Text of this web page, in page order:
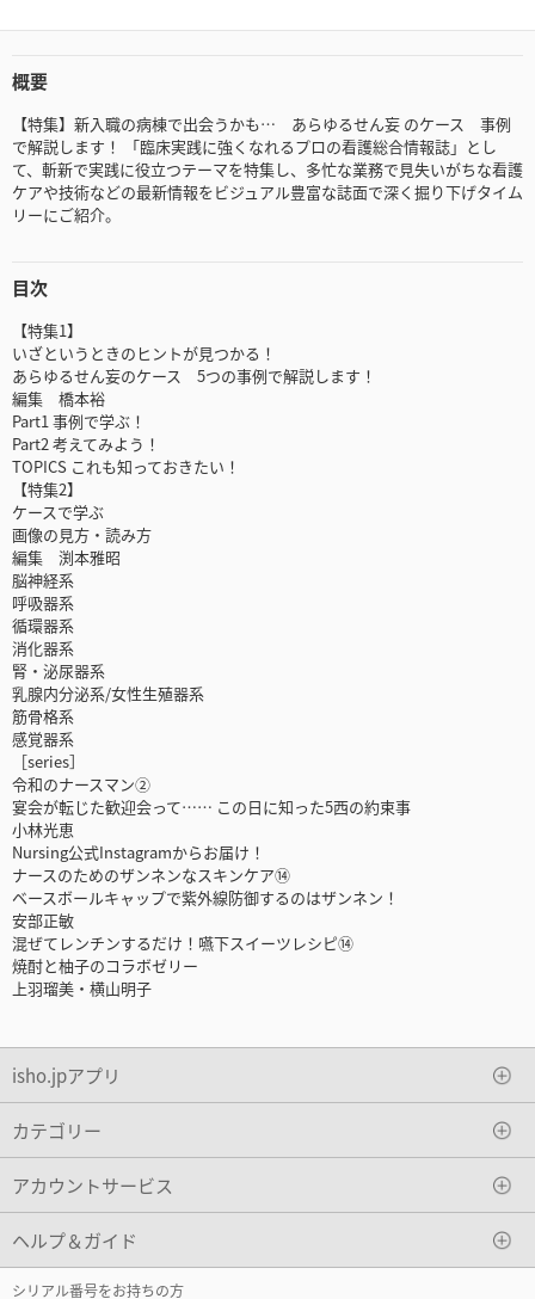
概要
【特集】新入職の病棟で出会うかも… あらゆるせん妄 のケース 事例
で解説します！ 「臨床実践に強くなれるプロの看護総合情報誌」とし
て、斬新で実践に役立つテーマを特集し、多忙な業務で見失いがちな看護
ケアや技術などの最新情報をビジュアル豊富な誌面で深く掘り下げタイム
リーにご紹介。
目次
【特集1】
いざというときのヒントが見つかる！
あらゆるせん妄のケース 5つの事例で解説します！
編集 橋本裕
Part1 事例で学ぶ！
Part2 考えてみよう！
TOPICS これも知っておきたい！
【特集2】
ケースで学ぶ
画像の見方・読み方
編集 渕本雅昭
脳神経系
呼吸器系
循環器系
消化器系
腎・泌尿器系
乳腺内分泌系/女性生殖器系
筋骨格系
感覚器系
［series］
令和のナースマン②
宴会が転じた歓迎会って…… この日に知った5西の約束事
小林光恵
Nursing公式Instagramからお届け！
ナースのためのザンネンなスキンケア⑭
ベースボールキャップで紫外線防御するのはザンネン！
安部正敏
混ぜてレンチンするだけ！嚥下スイーツレシピ⑭
焼酎と柚子のコラボゼリー
上羽瑠美・横山明子
isho.jpアプリ
カテゴリー
アカウントサービス
ヘルプ＆ガイド
シリアル番号をお持ちの方